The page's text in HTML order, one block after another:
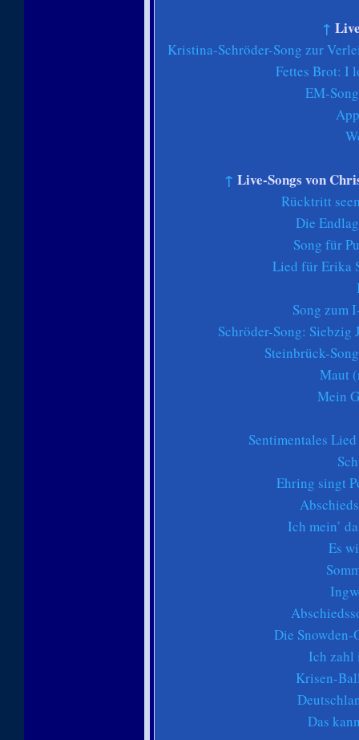
↑
Kristina-Schröder-Song zur
Fettes Brot: I
EM-
↑ Live-Songs von
Rücktritt
Die
Song für
Lied für Erika
Song zum
Schröder-Song: Siebzig
Steinbrück-
Maut
Mein
Sentimentales
Ehring singt
Ich mein’
Es
Die
Ich zahl
Krisen-
Das